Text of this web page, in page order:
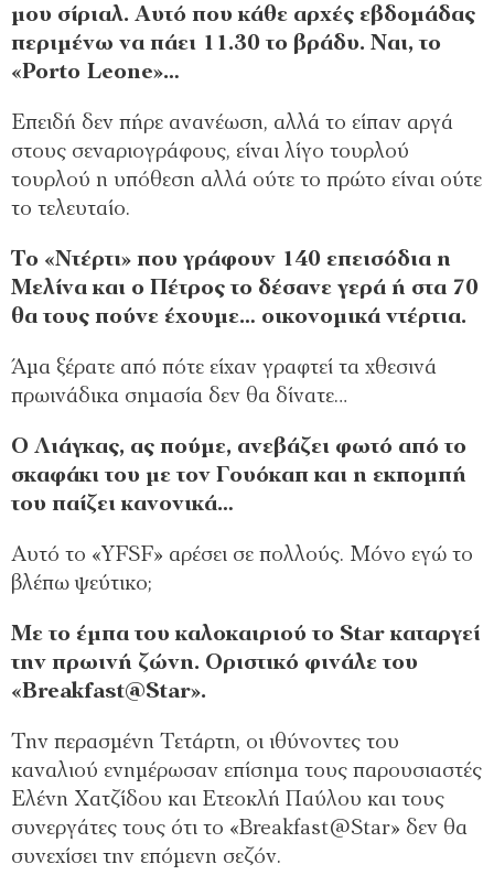
μου σίριαλ. Αυτό που κάθε αρχές εβδομάδας
περιμένω να πάει 11.30 το βράδυ. Ναι, το
«Porto Leone»…
Επειδή δεν πήρε ανανέωση, αλλά το είπαν αργά
στους σεναριογράφους, είναι λίγο τουρλού
τουρλού η υπόθεση αλλά ούτε το πρώτο είναι ούτε
το τελευταίο.
Το «Ντέρτι» που γράφουν 140 επεισόδια η
Μελίνα και ο Πέτρος το δέσανε γερά ή στα 70
θα τους πούνε έχουμε… οικονομικά ντέρτια.
Άμα ξέρατε από πότε είχαν γραφτεί τα χθεσινά
πρωινάδικα σημασία δεν θα δίνατε…
Ο Λιάγκας, ας πούμε, ανεβάζει φωτό από το
σκαφάκι του με τον Γουόκαπ και η εκπομπή
του παίζει κανονικά…
Αυτό το «YFSF» αρέσει σε πολλούς. Μόνο εγώ το
βλέπω ψεύτικο;
Με το έμπα του καλοκαιριού το Star καταργεί
την πρωινή ζώνη. Οριστικό φινάλε του
«Breakfast@Star».
Την περασμένη Τετάρτη, οι ιθύνοντες του
καναλιού ενημέρωσαν επίσημα τους παρουσιαστές
Ελένη Χατζίδου και Ετεοκλή Παύλου και τους
συνεργάτες τους ότι το «Breakfast@Star» δεν θα
συνεχίσει την επόμενη σεζόν.